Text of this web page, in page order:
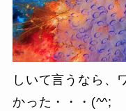
しいて言うなら、
かった・・・(^^;